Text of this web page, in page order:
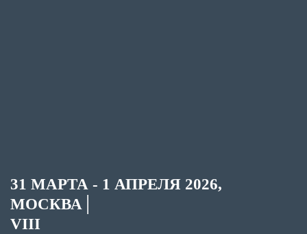
31 МАРТА - 1 АПРЕЛЯ 2026,
МОСКВА│
VIII